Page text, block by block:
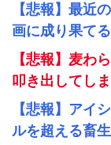
【悲報】最近
画に成り果て
【悲報】麦わ
叩き出してし
【悲報】アイ
ルを超える畜